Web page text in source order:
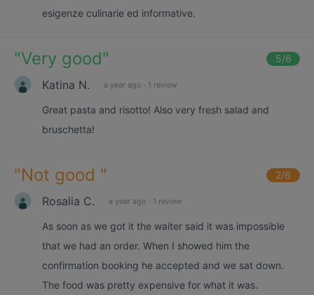
esigenze culinarie ed informative.
"Very good" 5/6
Katina N. a year ago · 1 review
Great pasta and risotto! Also very fresh salad and
bruschetta!
"Not good " 2/6
Rosalia C. a year ago · 1 review
As soon as we got it the waiter said it was impossible
that we had an order. When I showed him the
confirmation booking he accepted and we sat down.
The food was pretty expensive for what it was.